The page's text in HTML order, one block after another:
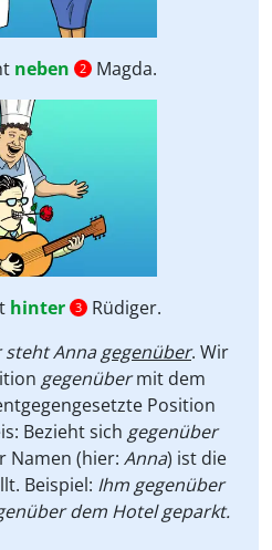
neben 2 Magda.
hinter 3 Rüdiger.
steht Annagegenüber. Wir
gegenübermit dem
Position
Bezieht sich gegenüber
Namen (hier: Anna) ist die
Beispiel: Ihm gegenüber
dem Hotel geparkt.